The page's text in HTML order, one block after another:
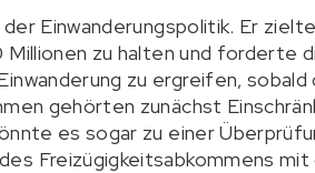
Einwanderungspolitik. Er
zu halten und forderte
zu ergreifen,
gehörten zunächst
es sogar zu einer
Freizügigkeitsabkommens mit